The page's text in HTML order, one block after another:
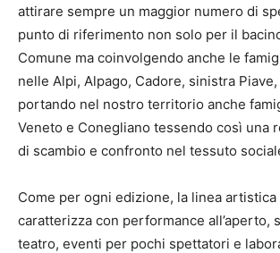
attirare sempre un maggior numero di
punto di riferimento non solo per il
Comune ma coinvolgendo anche le
nelle Alpi, Alpago, Cadore, sinistra
portando nel nostro territorio anche
Veneto e Conegliano tessendo così una
di scambio e confronto nel tessuto
Come per ogni edizione, la linea artistica
caratterizza con performance all’aperto,
teatro, eventi per pochi spettatori e